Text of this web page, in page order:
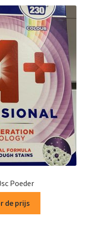
Poeder
de prijs